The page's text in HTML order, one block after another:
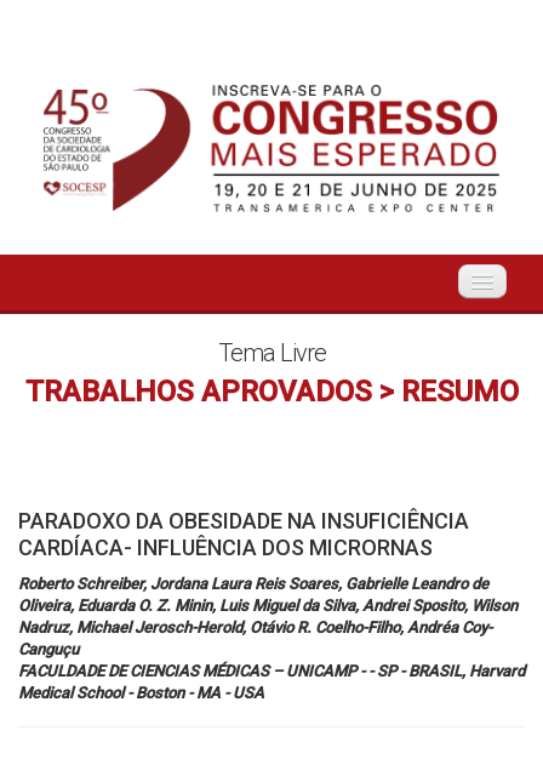
Organização
Tema Livre
Inscrições
Programação
Tema Livre
TRABALHOS APROVADOS > RESUMO
PARADOXO DA OBESIDADE NA INSUFICIÊNCIA
CARDÍACA- INFLUÊNCIA DOS MICRORNAS
Roberto Schreiber, Jordana Laura Reis Soares, Gabrielle Leandro de
Oliveira, Eduarda O. Z. Minin, Luis Miguel da Silva, Andrei Sposito, Wilson
Nadruz, Michael Jerosch-Herold, Otávio R. Coelho-Filho, Andréa Coy-
Canguçu
FACULDADE DE CIENCIAS MÉDICAS – UNICAMP - - SP - BRASIL, Harvard
Medical School - Boston - MA - USA